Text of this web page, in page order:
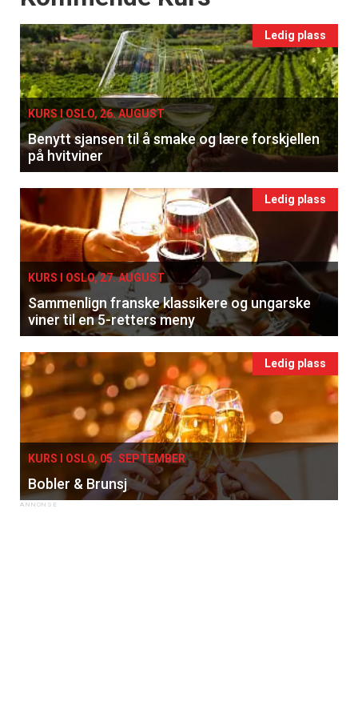
Ledig plass
KURS I OSLO, 26. AUGUST
Benytt sjansen til å smake og lære forskjellen
på hvitviner
Ledig plass
KURS I OSLO, 27. AUGUST
Sammenlign franske klassikere og ungarske
viner til en 5-retters meny
Ledig plass
KURS I OSLO, 05. SEPTEMBER
Bobler & Brunsj